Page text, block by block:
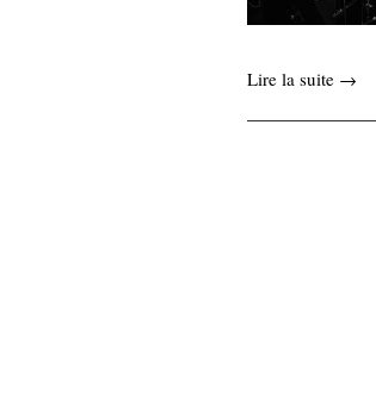
Lire la suite →